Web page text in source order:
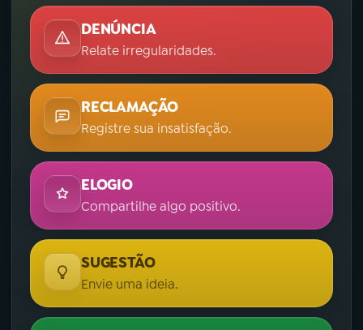
DENÚNCIA
Relate irregularidades.
RECLAMAÇÃO
Registre sua insatisfação.
ELOGIO
Compartilhe algo positivo.
SUGESTÃO
Envie uma ideia.